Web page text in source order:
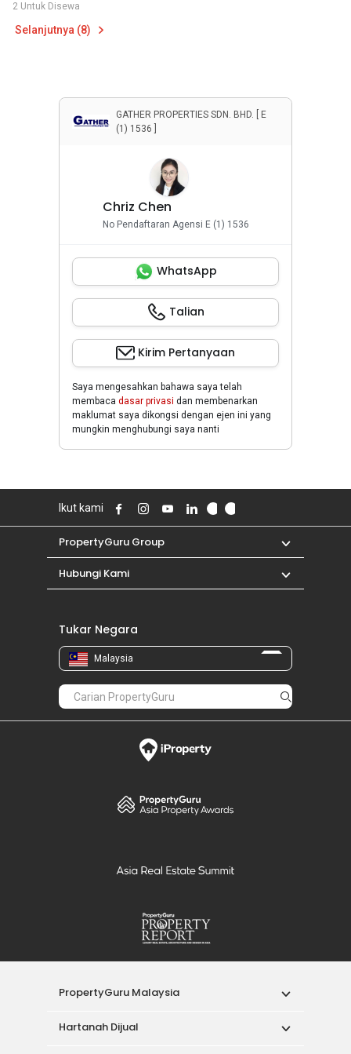
2 Untuk Disewa
Selanjutnya (8)
GATHER PROPERTIES SDN. BHD. [ E
(1) 1536 ]
Chriz Chen
No Pendaftaran Agensi E (1) 1536
WhatsApp
Talian
Kirim Pertanyaan
Saya mengesahkan bahawa saya telah
membaca dasar privasi dan membenarkan
maklumat saya dikongsi dengan ejen ini yang
mungkin menghubungi saya nanti
Ikut kami
PropertyGuru Group
Hubungi Kami
Tukar Negara
Malaysia
PropertyGuru Malaysia
Hartanah Dijual